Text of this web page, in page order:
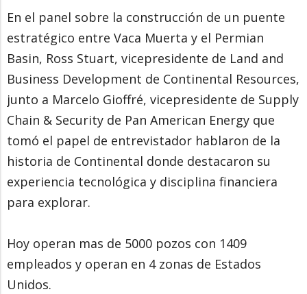
En el panel sobre la construcción de un puente
estratégico entre Vaca Muerta y el Permian
Basin, Ross Stuart, vicepresidente de Land and
Business Development de Continental Resources,
junto a Marcelo Gioffré, vicepresidente de Supply
Chain & Security de Pan American Energy que
tomó el papel de entrevistador hablaron de la
historia de Continental donde destacaron su
experiencia tecnológica y disciplina financiera
para explorar.
Hoy operan mas de 5000 pozos con 1409
empleados y operan en 4 zonas de Estados
Unidos.